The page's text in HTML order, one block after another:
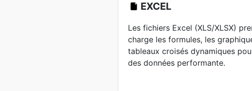
EXCEL
Les fichiers Excel (XLS/XLSX)
charge les formules, les
tableaux croisés dynamiques
des données performante.